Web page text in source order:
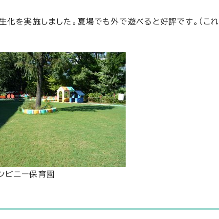
化を実施しました。夏場でも外で遊べると好評です。（こ
ビニー保育園